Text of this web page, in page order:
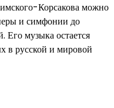
Корсакова можно
и симфонии до
Его музыка остается
в русской и мировой